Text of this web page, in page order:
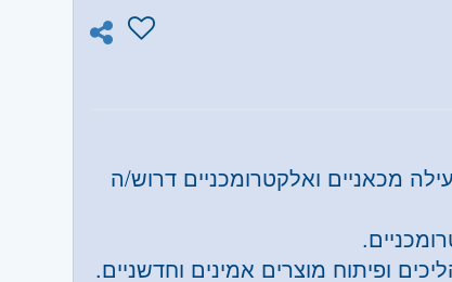
מכאניים ואלקטרומכניים דרוש/ה
ופיתוח מוצרים אמינים וחדשניים.